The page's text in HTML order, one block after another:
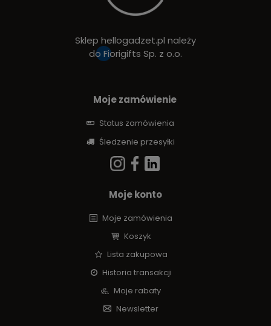
Sklep hellogadzet.pl należy
do Fiorigifts Sp. z o.o.
Moje zamówienie
Status zamówienia
Śledzenie przesyłki
Moje konto
Moje zamówienia
Koszyk
Lista zakupowa
Historia transakcji
Moje rabaty
Newsletter